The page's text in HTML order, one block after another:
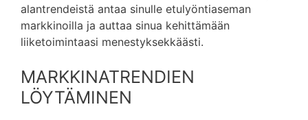
alantrendeistä antaa sinulle etulyöntiaseman
markkinoilla ja auttaa sinua kehittämään
liiketoimintaasi menestyksekkäästi.
MARKKINATRENDIEN
LÖYTÄMINEN